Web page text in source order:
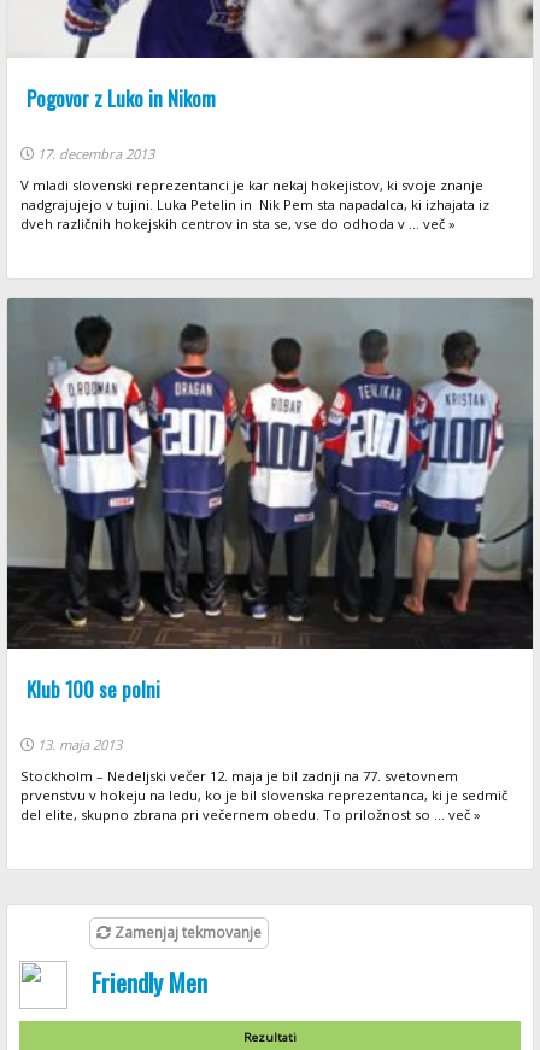
Pogovor z Luko in Nikom
17. decembra 2013
V mladi slovenski reprezentanci je kar nekaj hokejistov, ki svoje znanje
nadgrajujejo v tujini. Luka Petelin in Nik Pem sta napadalca, ki izhajata iz
dveh različnih hokejskih centrov in sta se, vse do odhoda v ... več »
Klub 100 se polni
13. maja 2013
Stockholm – Nedeljski večer 12. maja je bil zadnji na 77. svetovnem
prvenstvu v hokeju na ledu, ko je bil slovenska reprezentanca, ki je sedmič
del elite, skupno zbrana pri večernem obedu. To priložnost so ... več »
Zamenjaj tekmovanje
Friendly Men
Rezultati